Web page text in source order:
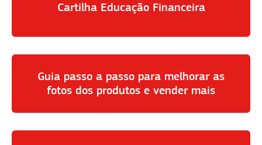
Cartilha Educação Financeira
Guia passo a passo para melhorar as
fotos dos produtos e vender mais